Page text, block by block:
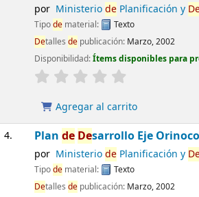
por MinisteriodePlanificación y
Tipode material:
Texto
Detallesde publicación: Marzo, 2002
Disponibilidad:Ítems disponibles para
Agregar al carrito
4. Plande Desarrollo Eje
por MinisteriodePlanificación y
Tipode material:
Texto
Detallesde publicación: Marzo, 2002